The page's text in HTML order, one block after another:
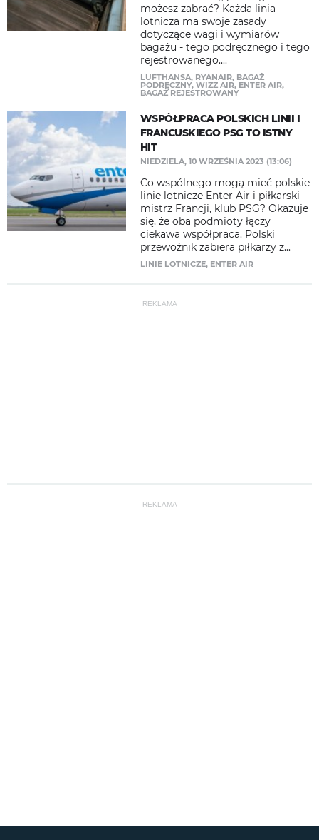
możesz zabrać? Każda linia
lotnicza ma swoje zasady
dotyczące wagi i wymiarów
bagażu - tego podręcznego i tego
rejestrowanego....
LUFTHANSA, RYANAIR, BAGAŻ
PODRĘCZNY, WIZZ AIR, ENTER AIR,
BAGAŻ REJESTROWANY
WSPÓŁPRACA POLSKICH LINII I
FRANCUSKIEGO PSG TO ISTNY
HIT
NIEDZIELA, 10 WRZEŚNIA 2023 (13:06)
Co wspólnego mogą mieć polskie
linie lotnicze Enter Air i piłkarski
mistrz Francji, klub PSG? Okazuje
się, że oba podmioty łączy
ciekawa współpraca. Polski
przewoźnik zabiera piłkarzy z...
LINIE LOTNICZE, ENTER AIR
REKLAMA
REKLAMA